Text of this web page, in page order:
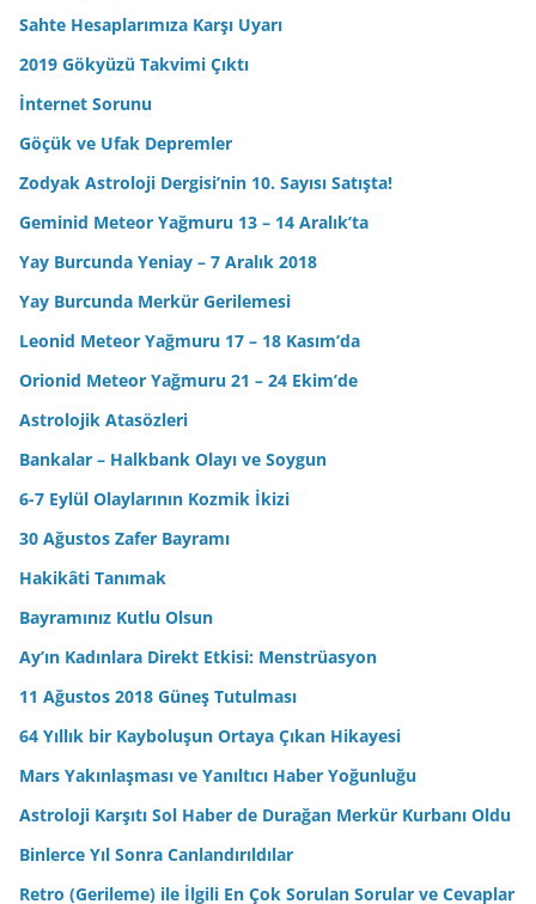
Sahte Hesaplarımıza Karşı Uyarı
2019 Gökyüzü Takvimi Çıktı
İnternet Sorunu
Göçük ve Ufak Depremler
Zodyak Astroloji Dergisi’nin 10. Sayısı Satışta!
Geminid Meteor Yağmuru 13 – 14 Aralık’ta
Yay Burcunda Yeniay – 7 Aralık 2018
Yay Burcunda Merkür Gerilemesi
Leonid Meteor Yağmuru 17 – 18 Kasım’da
Orionid Meteor Yağmuru 21 – 24 Ekim’de
Astrolojik Atasözleri
Bankalar – Halkbank Olayı ve Soygun
6-7 Eylül Olaylarının Kozmik İkizi
30 Ağustos Zafer Bayramı
Hakikâti Tanımak
Bayramınız Kutlu Olsun
Ay’ın Kadınlara Direkt Etkisi: Menstrüasyon
11 Ağustos 2018 Güneş Tutulması
64 Yıllık bir Kayboluşun Ortaya Çıkan Hikayesi
Mars Yakınlaşması ve Yanıltıcı Haber Yoğunluğu
Astroloji Karşıtı Sol Haber de Durağan Merkür Kurbanı Oldu
Binlerce Yıl Sonra Canlandırıldılar
Retro (Gerileme) ile İlgili En Çok Sorulan Sorular ve Cevaplar